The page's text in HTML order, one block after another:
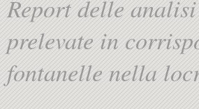
Report delle
prelevate in
fontanelle nella